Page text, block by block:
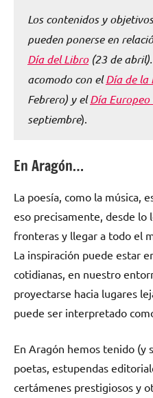
Los contenidos y
pueden ponerse en
Día del Libro(23 de
acomodo con elDía de la
Febrero) y elDía Europeo
septiembre).
En Aragón…
La poesía, como la música,
eso precisamente, desde lo
fronteras y llegar a todo el
La inspiración puede estar
cotidianas, en nuestro
proyectarse hacia lugares
puede ser interpretado
En Aragón hemos tenido (y
poetas, estupendas
certámenes prestigiosos y